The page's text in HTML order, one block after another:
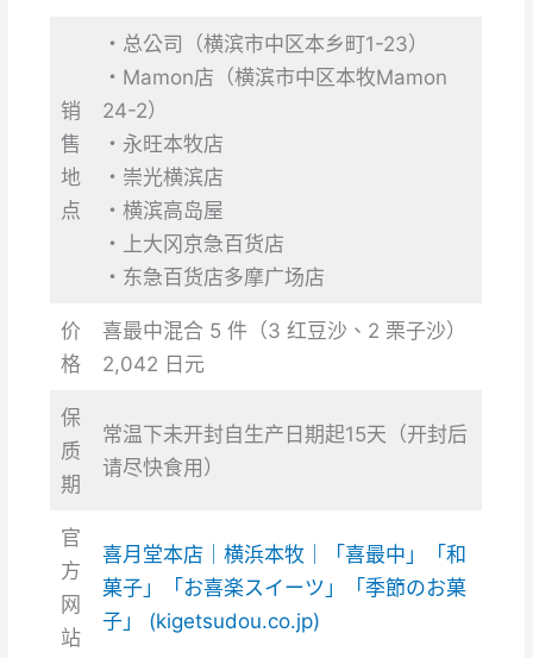
销
售
地
点
・总公司（横滨市中区本乡町1-23）
・Mamon店（横滨市中区本牧Mamon
24-2）
・永旺本牧店
・崇光横滨店
・横滨高岛屋
・上大冈京急百货店
・东急百货店多摩广场店
价
格
喜最中混合 5 件（3 红豆沙、2 栗子沙）
2,042 日元
保
质
期
常温下未开封自生产日期起15天（开封后
请尽快食用）
官
方
网
站
喜月堂本店｜横浜本牧｜「喜最中」「和
菓子」「お喜楽スイーツ」「季節のお菓
子」 (kigetsudou.co.jp)